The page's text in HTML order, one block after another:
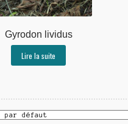
Gyrodon lividus
Lire la suite